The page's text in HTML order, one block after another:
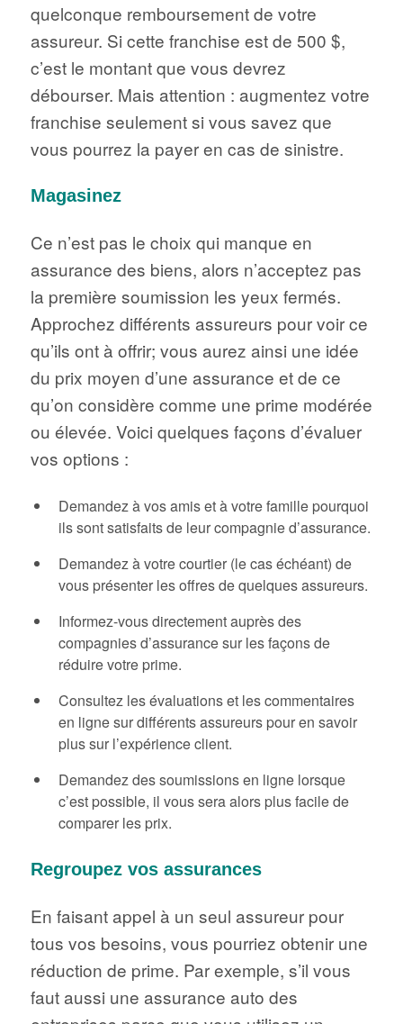
quelconque remboursement de votre
assureur. Si cette franchise est de 500 $,
c’est le montant que vous devrez
débourser. Mais attention : augmentez votre
franchise seulement si vous savez que
vous pourrez la payer en cas de sinistre.
Magasinez
Ce n’est pas le choix qui manque en
assurance des biens, alors n’acceptez pas
la première soumission les yeux fermés.
Approchez différents assureurs pour voir ce
qu’ils ont à offrir; vous aurez ainsi une idée
du prix moyen d’une assurance et de ce
qu’on considère comme une prime modérée
ou élevée. Voici quelques façons d’évaluer
vos options :
Demandez à vos amis et à votre famille pourquoi
ils sont satisfaits de leur compagnie d’assurance.
Demandez à votre courtier (le cas échéant) de
vous présenter les offres de quelques assureurs.
Informez-vous directement auprès des
compagnies d’assurance sur les façons de
réduire votre prime.
Consultez les évaluations et les commentaires
en ligne sur différents assureurs pour en savoir
plus sur l’expérience client.
Demandez des soumissions en ligne lorsque
c’est possible, il vous sera alors plus facile de
comparer les prix.
Regroupez vos assurances
En faisant appel à un seul assureur pour
tous vos besoins, vous pourriez obtenir une
réduction de prime. Par exemple, s’il vous
faut aussi une assurance auto des